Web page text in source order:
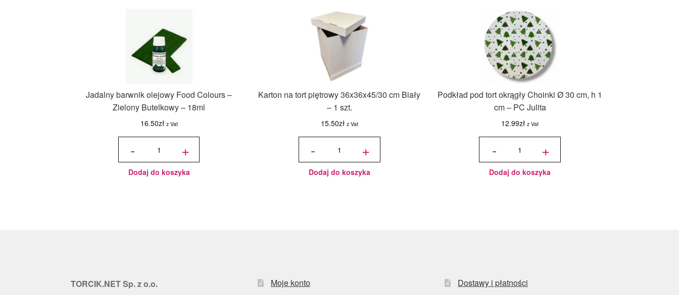
Jadalny barwnik olejowy Food Colours –
Zielony Butelkowy – 18ml
16.50zł z Vat
-
ilość
olejowy
Food
Zielony
Butelkowy
+
Dodaj do koszyka
Karton na tort piętrowy 36x36x45/30 cm Biały
– 1 szt.
15.50zł z Vat
-
ilość Karton
36x36x45/30
cm Biały - 1 +
Dodaj do koszyka
Podkład pod tort okrągły Choinki Ø 30 cm, h 1
cm – PC Julita
12.99zł z Vat
-
ilość
okrągły
Choinki
cm, h 1
cm - PC
+
Dodaj do koszyka
TORCIK.NET Sp. z o.o.
Moje konto
Dostawy i płatności